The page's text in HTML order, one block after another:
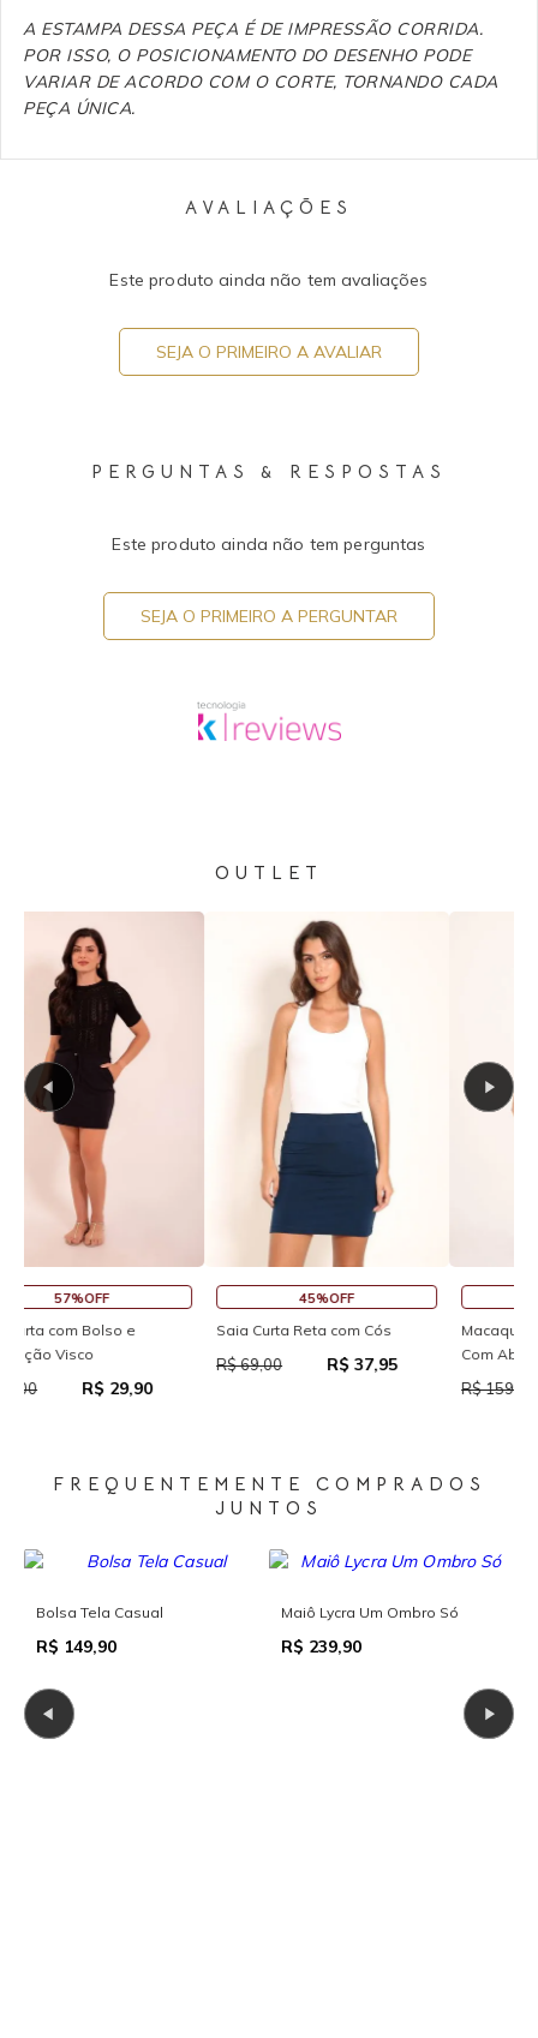
A ESTAMPA DESSA PEÇA É DE IMPRESSÃO CORRIDA.
POR ISSO, O POSICIONAMENTO DO DESENHO PODE
VARIAR DE ACORDO COM O CORTE, TORNANDO CADA
PEÇA ÚNICA.
AVALIAÇÕES
Este produto ainda não tem avaliações
SEJA O PRIMEIRO A AVALIAR
PERGUNTAS & RESPOSTAS
Este produto ainda não tem perguntas
SEJA O PRIMEIRO A PERGUNTAR
OUTLET
Saia Curta Reta com Cós
R$ 69,00 R$ 37,95
Macaquinho Fitness New Ikat
Com Abertura Traseira
R$ 111,93
FREQUENTEMENTE COMPRADOS
JUNTOS
Bolsa Tela Casual
R$ 149,90
Maiô Lycra Um Ombro Só
R$ 239,90